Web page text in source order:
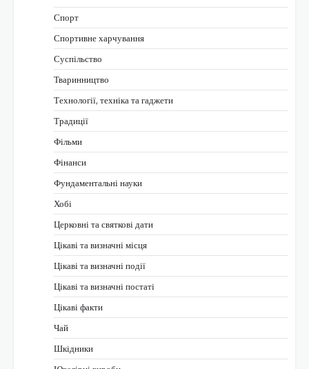
Спорт
Спортивне харчування
Суспільство
Тваринництво
Технології, техніка та гаджети
Традиції
Фільми
Фінанси
Фундаментальні науки
Хобі
Церковні та святкові дати
Цікаві та визначні місця
Цікаві та визначні події
Цікаві та визначні постаті
Цікаві факти
Чай
Шкідники